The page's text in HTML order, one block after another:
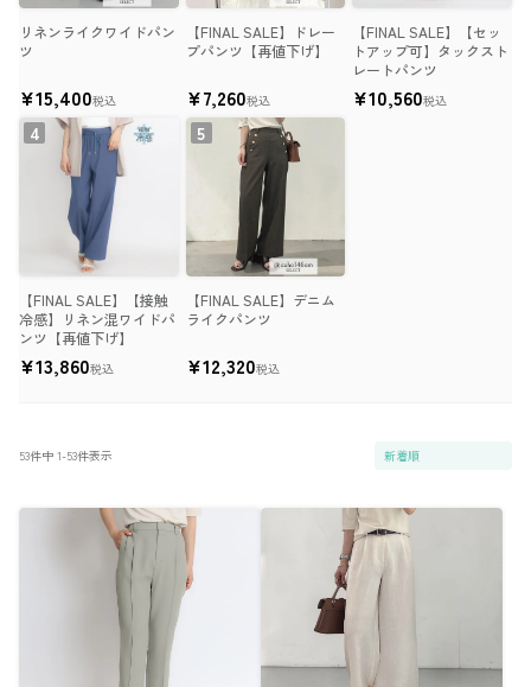
リネンライクワイドパン
ツ
¥15,400税込
【FINAL SALE】ドレー
プパンツ【再値下げ】
¥7,260税込
【FINAL SALE】【セッ
トアップ可】タックスト
レートパンツ
¥10,560税込
【FINAL SALE】【接触
冷感】リネン混ワイドパ
ンツ【再値下げ】
¥13,860税込
【FINAL SALE】デニム
ライクパンツ
¥12,320税込
新着順
53件中 1-53件表示